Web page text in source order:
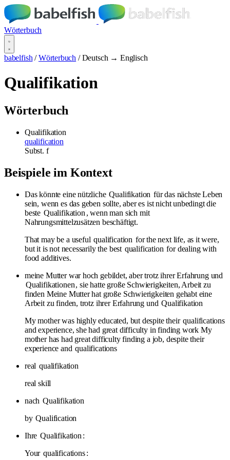
Wörterbuch
babelfish / Wörterbuch / Deutsch → Englisch
Qualifikation
Wörterbuch
Qualifikation
qualification
Subst. f
Beispiele im Kontext
Das könnte eine nützliche Qualifikation für das nächste Leben
sein, wenn es das geben sollte, aber es ist nicht unbedingt die
beste Qualifikation , wenn man sich mit
Nahrungsmittelzusätzen beschäftigt.
That may be a useful qualification for the next life, as it were,
but it is not necessarily the best qualification for dealing with
food additives.
meine Mutter war hoch gebildet, aber trotz ihrer Erfahrung und
Qualifikationen, sie hatte große Schwierigkeiten, Arbeit zu
finden Meine Mutter hat große Schwierigkeiten gehabt eine
Arbeit zu finden, trotz ihrer Erfahrung und Qualifikation
My mother was highly educated, but despite their qualifications
and experience, she had great difficulty in finding work My
mother has had great difficulty finding a job, despite their
experience and qualifications
real qualifikation
real skill
nach Qualifikation
by Qualification
Ihre Qualifikation :
Your qualifications: